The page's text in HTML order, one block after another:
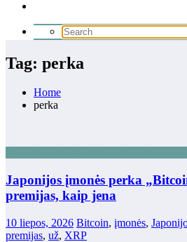
Tag: perka
Home
perka
Japonijos įmonės perka
premijas, kaip jena
10 liepos, 2026 Bitcoin, įmonės,
premijas, už, XRP